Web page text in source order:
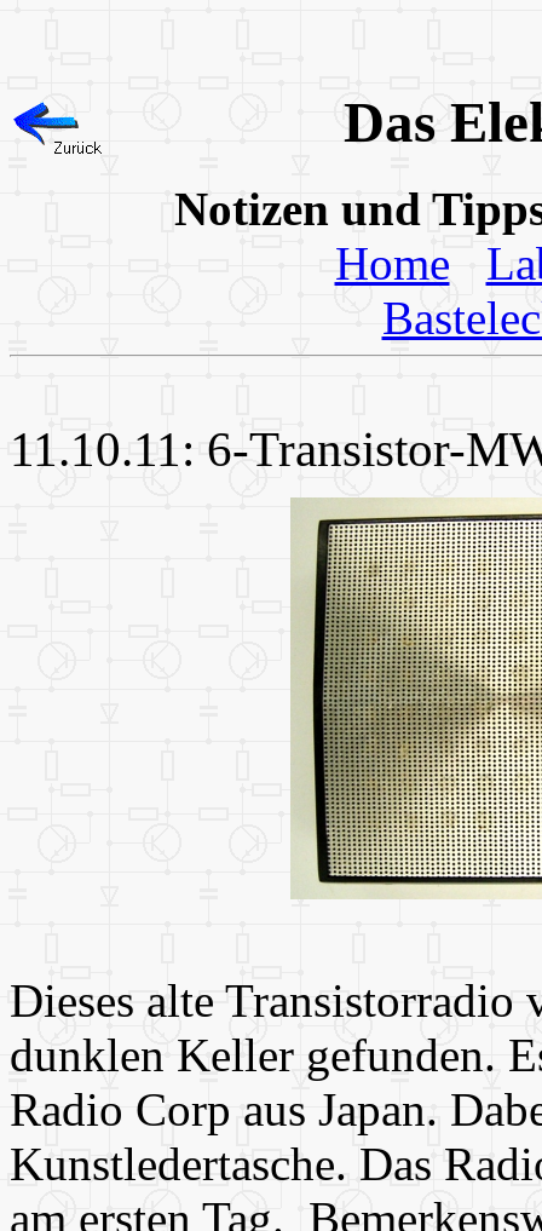
Das
Notizen und
Home
11.10.11: 6-Transistor-
Dieses alte
dunklen Keller gefunden.
Radio Corp aus Japan.
Kunstledertasche. Das
am ersten Tag.